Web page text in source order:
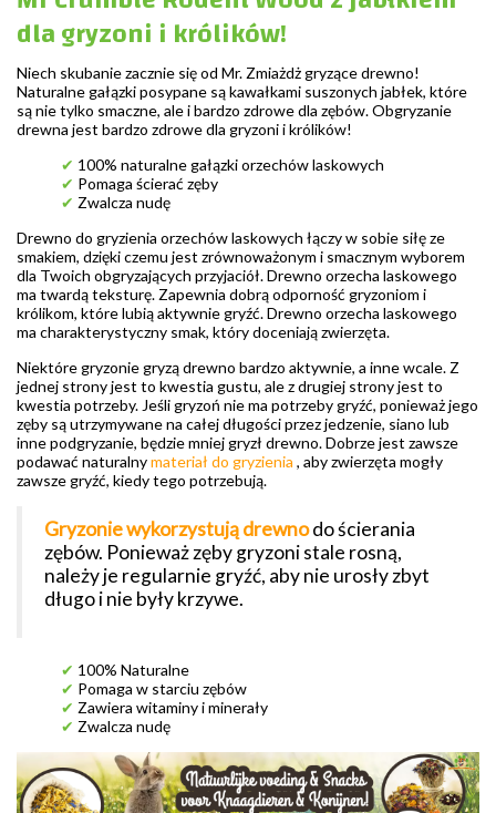
dla gryzoni i królików!
Niech skubanie zacznie się od Mr. Zmiażdż gryzące drewno!
Naturalne gałązki posypane są kawałkami suszonych jabłek, które
są nie tylko smaczne, ale i bardzo zdrowe dla zębów. Obgryzanie
drewna jest bardzo zdrowe dla gryzoni i królików!
✔ 100% naturalne gałązki orzechów laskowych
✔ Pomaga ścierać zęby
✔ Zwalcza nudę
Drewno do gryzienia orzechów laskowych łączy w sobie siłę ze
smakiem, dzięki czemu jest zrównoważonym i smacznym wyborem
dla Twoich obgryzających przyjaciół. Drewno orzecha laskowego
ma twardą teksturę. Zapewnia dobrą odporność gryzoniom i
królikom, które lubią aktywnie gryźć. Drewno orzecha laskowego
ma charakterystyczny smak, który doceniają zwierzęta.
Niektóre gryzonie gryzą drewno bardzo aktywnie, a inne wcale. Z
jednej strony jest to kwestia gustu, ale z drugiej strony jest to
kwestia potrzeby. Jeśli gryzoń nie ma potrzeby gryźć, ponieważ jego
zęby są utrzymywane na całej długości przez jedzenie, siano lub
inne podgryzanie, będzie mniej gryzł drewno. Dobrze jest zawsze
podawać naturalnymateriał do gryzienia , aby zwierzęta mogły
zawsze gryźć, kiedy tego potrzebują.
Gryzonie wykorzystują drewnodo ścierania
zębów. Ponieważ zęby gryzoni stale rosną,
należy je regularnie gryźć, aby nie urosły zbyt
długo i nie były krzywe.
✔ 100% Naturalne
✔ Pomaga w starciu zębów
✔ Zawiera witaminy i minerały
✔ Zwalcza nudę